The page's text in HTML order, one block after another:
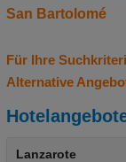
San Bartolomé
Für Ihre
Alternative
Lanzarote